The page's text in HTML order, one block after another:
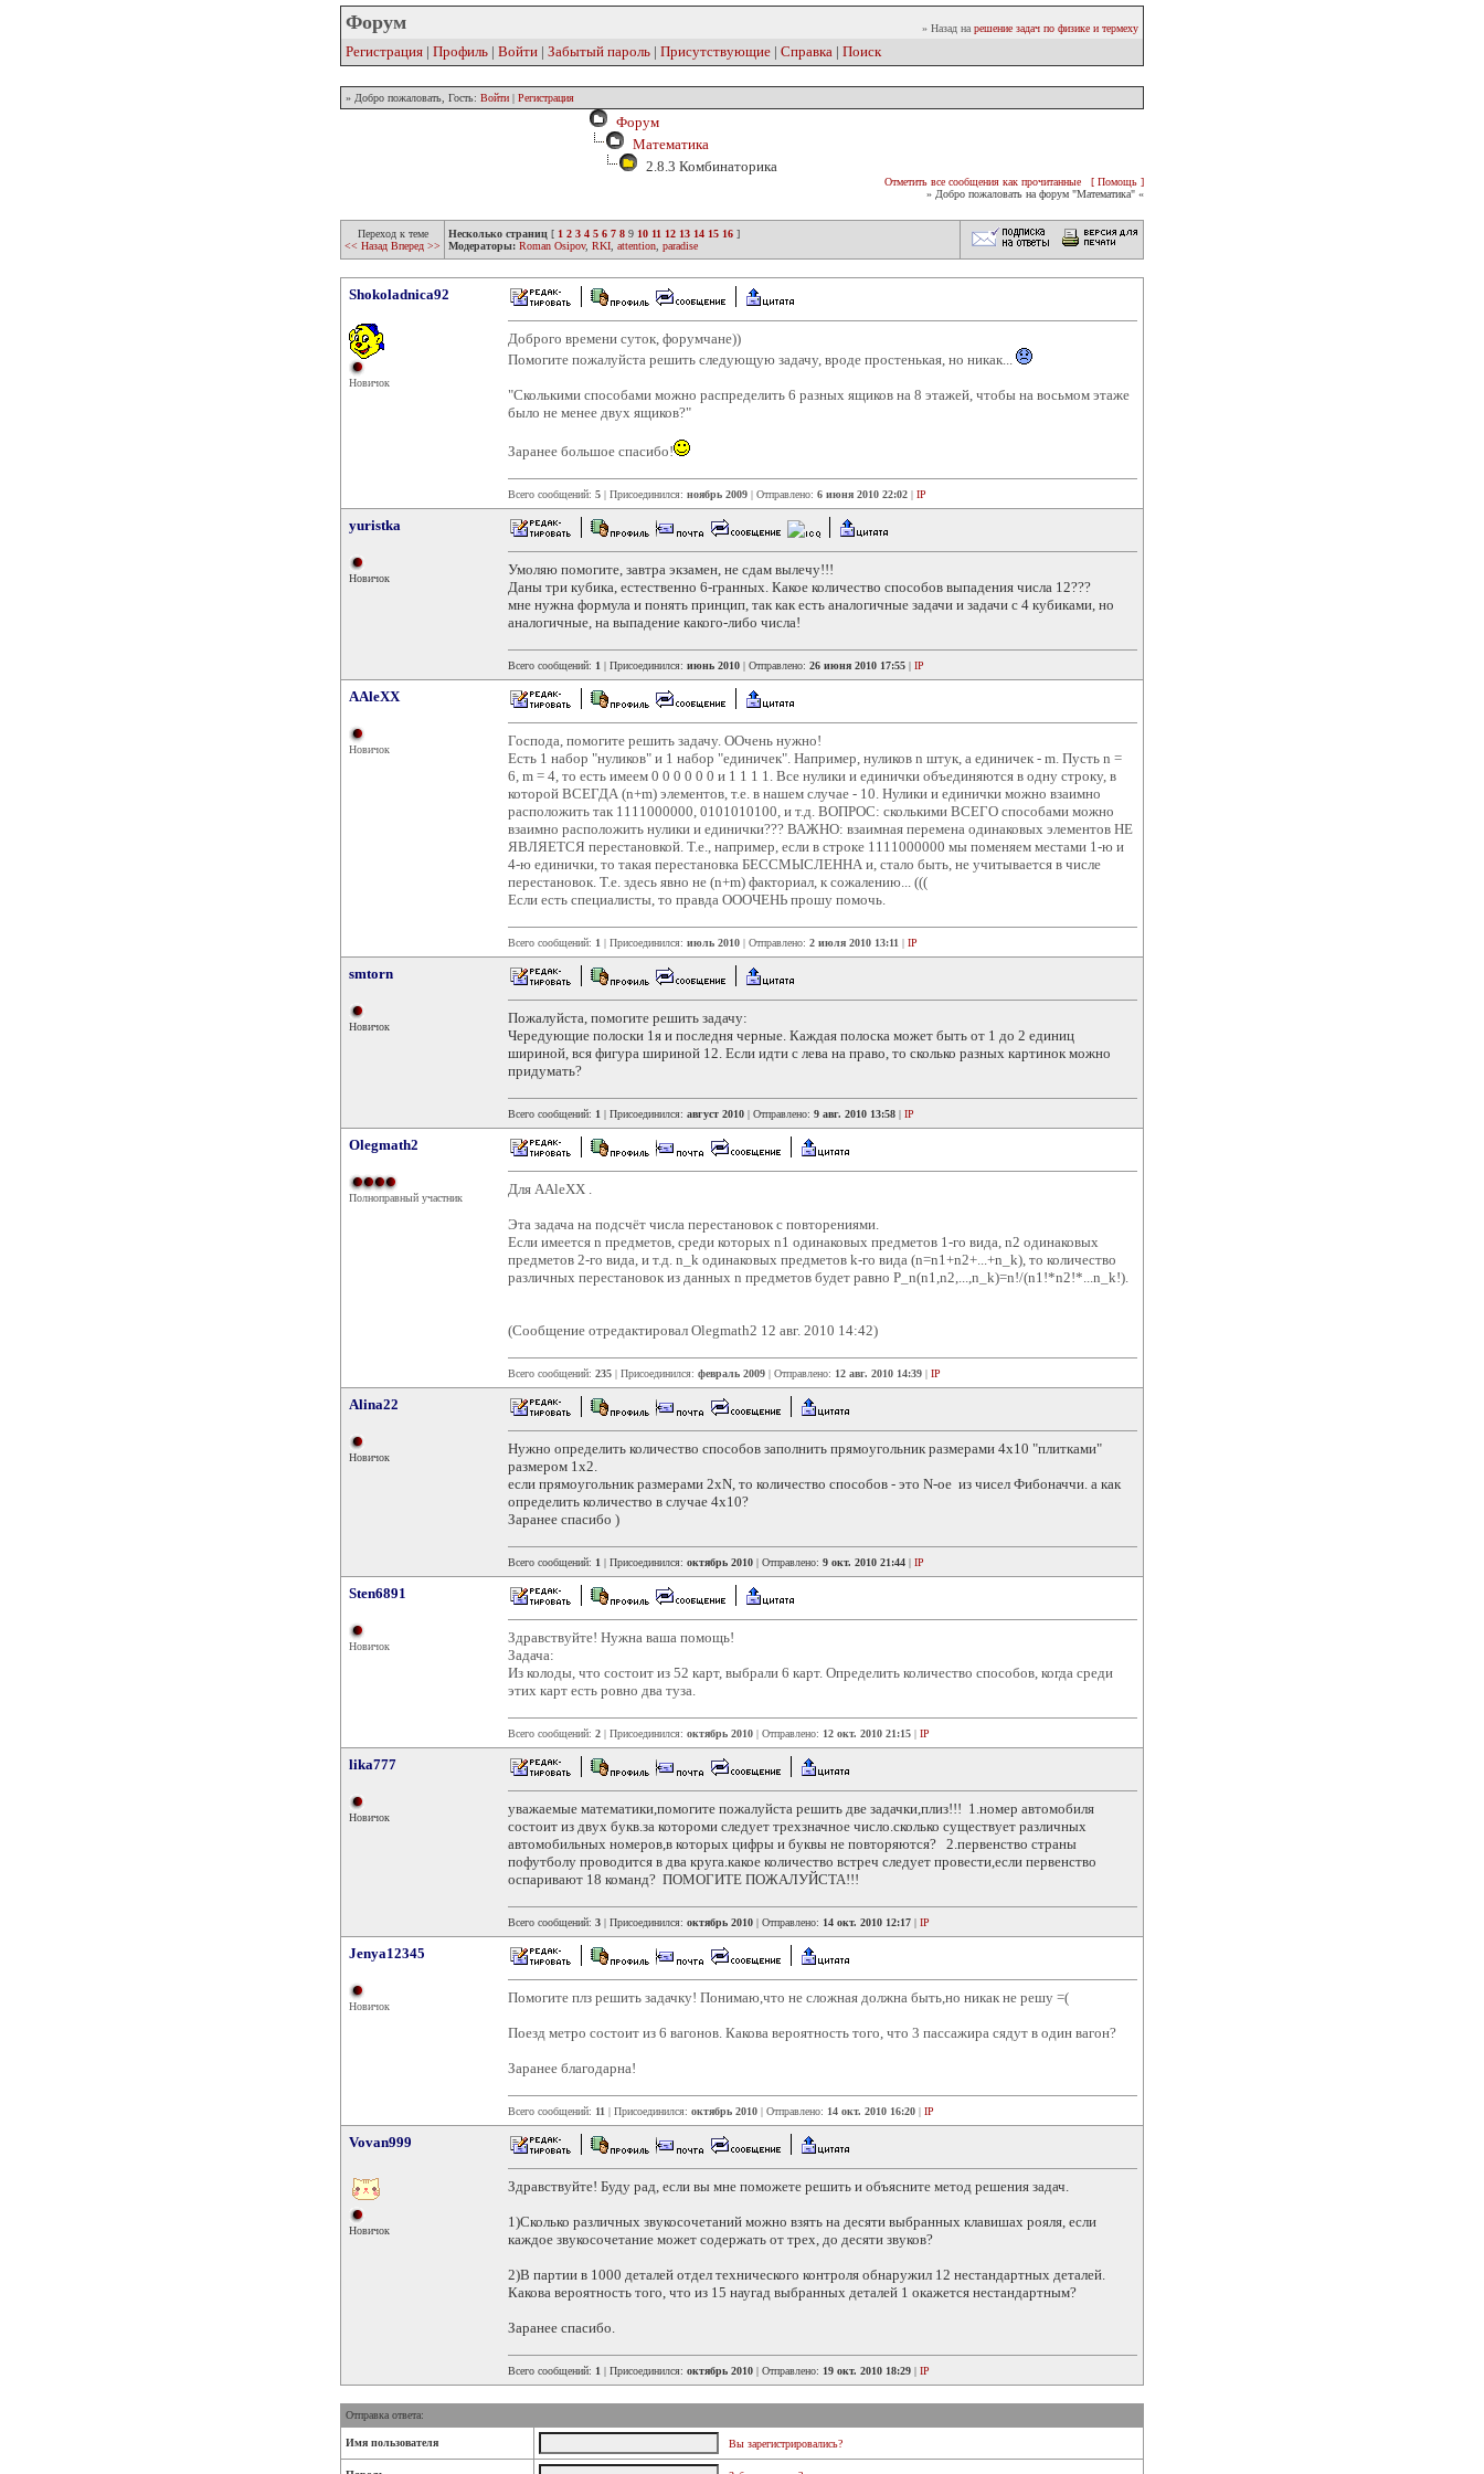
Форум » Назад на решение задач по физике и термеху
Регистрация | Профиль | Войти | Забытый пароль | Присутствующие | Справка | Поиск
» Добро пожаловать, Гость: Войти | Регистрация
Форум
Математика
2.8.3 Комбинаторика
Отметить все сообщения как прочитанные
[ Помощь ]
» Добро пожаловать на форум "Математика" «
Переход к теме
<< Назад Вперед >>
Несколько страниц [ 1 2 3 4 5 6 7 8 9 10 11 12 13 14 15 16 ]
Модераторы: Roman Osipov, RKI attention paradise
Shokoladnica92
Новичок
Доброго времени суток, форумчане))
Помогите пожалуйста решить следующую задачу, вроде простенькая, но никак...
"Сколькими способами можно распределить 6 разных ящиков на 8 этажей, чтобы на восьмом этаже
было не менее двух ящиков?"
Заранее большое спасибо!
Всего сообщений: 5 | Присоединился: ноябрь 2009 | Отправлено: 6 июня 2010 22:02 | IP
yuristka
Новичок
Умоляю помогите, завтра экзамен, не сдам вылечу!!!
Даны три кубика, естественно 6-гранных. Какое количество способов выпадения числа 12???
мне нужна формула и понять принцип, так как есть аналогичные задачи и задачи с 4 кубиками, но
аналогичные, на выпадение какого-либо числа!
Всего сообщений: 1 | Присоединился: июнь 2010 | Отправлено: 26 июня 2010 17:55 | IP
AAleXX
Новичок
Господа, помогите решить задачу. ООчень нужно!
Есть 1 набор "нуликов" и 1 набор "единичек". Например, нуликов n штук, а единичек - m. Пусть n =
6, m = 4, то есть имеем 0 0 0 0 0 0 и 1 1 1 1. Все нулики и единички объединяются в одну строку, в
которой ВСЕГДА (n+m) элементов, т.е. в нашем случае - 10. Нулики и единички можно взаимно
расположить так 1111000000, 0101010100, и т.д. ВОПРОС: сколькими ВСЕГО способами можно
взаимно расположить нулики и единички??? ВАЖНО: взаимная перемена одинаковых элементов НЕ
ЯВЛЯЕТСЯ перестановкой. Т.е., например, если в строке 1111000000 мы поменяем местами 1-ю и
4-ю единички, то такая перестановка БЕССМЫСЛЕННА и, стало быть, не учитывается в числе
перестановок. Т.е. здесь явно не (n+m) факториал, к сожалению... (((
Если есть специалисты, то правда ОООЧЕНЬ прошу помочь.
Всего сообщений: 1 | Присоединился: июль 2010 | Отправлено: 2 июля 2010 13:11 | IP
smtorn
Новичок
Пожалуйста, помогите решить задачу:
Чередующие полоски 1я и последня черные. Каждая полоска может быть от 1 до 2 единиц
шириной, вся фигура шириной 12. Если идти с лева на право, то сколько разных картинок можно
придумать?
Всего сообщений: 1 | Присоединился: август 2010 | Отправлено: 9 авг. 2010 13:58 | IP
Olegmath2
Полноправный участник
Для AAleXX .
Эта задача на подсчёт числа перестановок с повторениями.
Если имеется n предметов, среди которых n1 одинаковых предметов 1-го вида, n2 одинаковых
предметов 2-го вида, и т.д. n_k одинаковых предметов k-го вида (n=n1+n2+...+n_k), то количество
различных перестановок из данных n предметов будет равно P_n(n1,n2,...,n_k)=n!/(n1!*n2!*...n_k!).
(Сообщение отредактировал Olegmath2 12 авг. 2010 14:42)
Всего сообщений: 235 | Присоединился: февраль 2009 | Отправлено: 12 авг. 2010 14:39 | IP
Alina22
Новичок
Нужно определить количество способов заполнить прямоугольник размерами 4х10 "плитками"
размером 1х2.
если прямоугольник размерами 2хN, то количество способов - это N-ое из чисел Фибоначчи. а как
определить количество в случае 4х10?
Заранее спасибо )
Всего сообщений: 1 | Присоединился: октябрь 2010 | Отправлено: 9 окт. 2010 21:44 | IP
Sten6891
Новичок
Здравствуйте! Нужна ваша помощь!
Задача:
Из колоды, что состоит из 52 карт, выбрали 6 карт. Определить количество способов, когда среди
этих карт есть ровно два туза.
Всего сообщений: 2 | Присоединился: октябрь 2010 | Отправлено: 12 окт. 2010 21:15 | IP
lika777
Новичок
уважаемые математики,помогите пожалуйста решить две задачки,плиз!!! 1.номер автомобиля
состоит из двух букв.за котороми следует трехзначное число.сколько существует различных
автомобильных номеров,в которых цифры и буквы не повторяются? 2.первенство страны
пофутболу проводится в два круга.какое количество встреч следует провести,если первенство
оспаривают 18 команд? ПОМОГИТЕ ПОЖАЛУЙСТА!!!
Всего сообщений: 3 | Присоединился: октябрь 2010 | Отправлено: 14 окт. 2010 12:17 | IP
Jenya12345
Новичок
Помогите плз решить задачку! Понимаю,что не сложная должна быть,но никак не решу =(
Поезд метро состоит из 6 вагонов. Какова вероятность того, что 3 пассажира сядут в один вагон?
Заранее благодарна!
Всего сообщений: 11 | Присоединился: октябрь 2010 | Отправлено: 14 окт. 2010 16:20 | IP
Vovan999
Новичок
Здравствуйте! Буду рад, если вы мне поможете решить и объясните метод решения задач.
1)Сколько различных звукосочетаний можно взять на десяти выбранных клавишах рояля, если
каждое звукосочетание может содержать от трех, до десяти звуков?
2)В партии в 1000 деталей отдел технического контроля обнаружил 12 нестандартных деталей.
Какова вероятность того, что из 15 наугад выбранных деталей 1 окажется нестандартным?
Заранее спасибо.
Всего сообщений: 1 | Присоединился: октябрь 2010 | Отправлено: 19 окт. 2010 18:29 | IP
Отправка ответа:
Имя пользователя Вы зарегистрировались?